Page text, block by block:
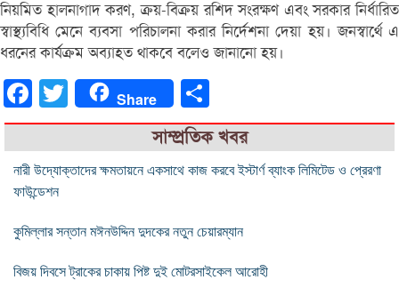
নিয়মিত হালনাগাদ করণ, ক্রয়-বিক্রয় রশিদ সংরক্ষণ এবং সরকার নির্ধা‌রিত
স্বাস্থ্য‌বি‌ধি মে‌নে ব্যবসা প‌রিচা‌লনা করার নির্দেশনা দেয়া হয়। জনস্বার্থে এ
ধরনের কার্যক্রম অব্যাহত থাকবে বলেও জানানো হয়।
FacebookTwitter Share
সাম্প্রতিক খবর
নারী উদ্যোক্তাদের ক্ষমতায়নে একসাথে কাজ করবে ইস্টার্ণ ব্যাংক লিমিটেড ও প্রেরণা
ফাউন্ডেশন
কুমিল্লার সন্তান মঈনউদ্দিন দুদকের নতুন চেয়ারম্যান
বিজয় দিবসে ট্রাকের চাকায় পিষ্ট দুই মোটরসাইকেল আরোহী